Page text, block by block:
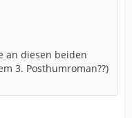
an diesen beiden
3. Posthumroman??)